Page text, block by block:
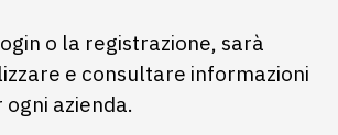
o la registrazione, sarà
e consultare informazioni
azienda.